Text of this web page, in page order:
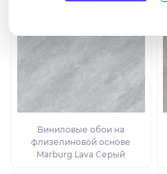
Виниловые обои на
флизелиновой основе
Marburg Lava Серый